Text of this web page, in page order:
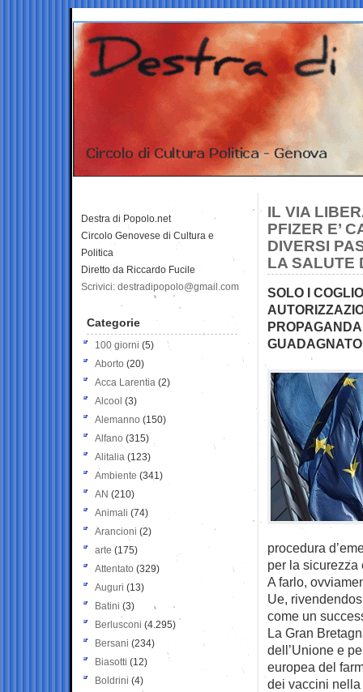
IL VIA
PFIZER E’
DIVERSI
LA SALUTE
SOLO I
procedura
per la
A farlo,
Ue,
come un
La Gran
dell’Unione e
europea del
dei vaccini nella
Destra di Popolo.net
Circolo Genovese di Cultura e
Politica
Diretto da Riccardo Fucile
Scrivici: destradipopolo@gmail.com
Categorie
100 giorni (5)
Aborto (20)
Acca Larentia (2)
Alcool (3)
Alemanno (150)
Alfano (315)
Alitalia (123)
Ambiente (341)
AN (210)
Animali (74)
Arancioni (2)
arte (175)
Attentato (329)
Auguri (13)
Batini (3)
Berlusconi (4.295)
Bersani (234)
Biasotti (12)
Boldrini (4)